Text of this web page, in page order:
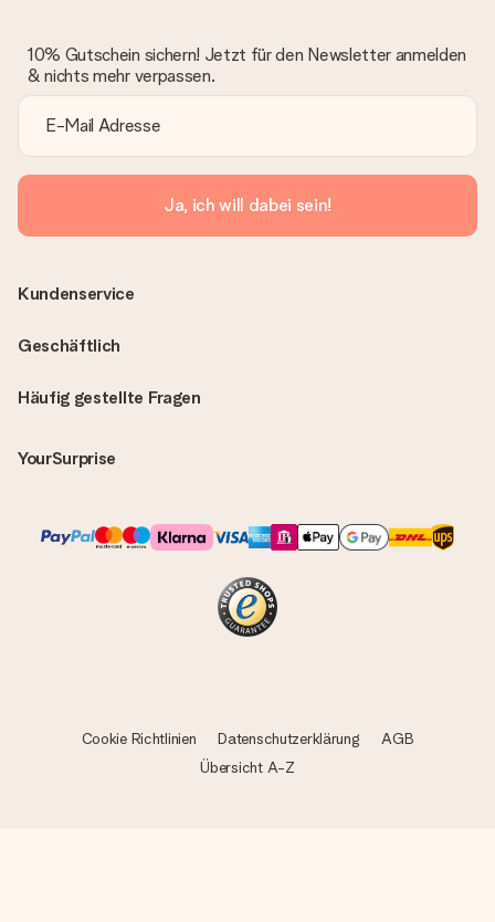
10% Gutschein sichern! Jetzt für den Newsletter anmelden
& nichts mehr verpassen.
Ja, ich will dabei sein!
Häufig gestellte Fragen
YourSurprise
Kundenservice
Geschäftlich
Cookie Richtlinien Datenschutzerklärung
AGB
Übersicht A-Z